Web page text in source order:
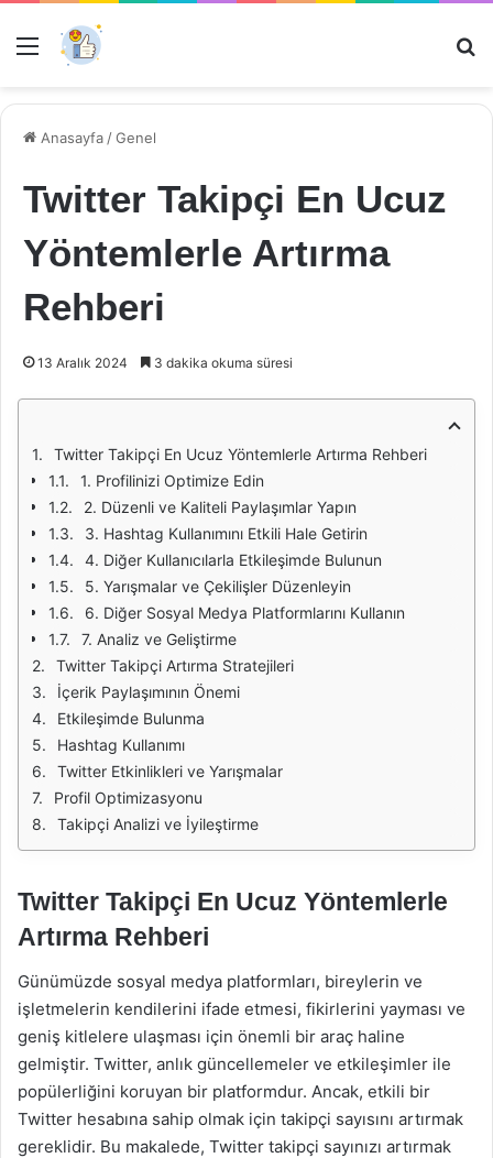
Menü
Anasayfa /Genel
Twitter Takipçi En Ucuz
Yöntemlerle Artırma
Rehberi
13 Aralık 2024 3 dakika okuma süresi
Twitter Takipçi En Ucuz Yöntemlerle Artırma Rehberi
1. Profilinizi Optimize Edin
2. Düzenli ve Kaliteli Paylaşımlar Yapın
3. Hashtag Kullanımını Etkili Hale Getirin
4. Diğer Kullanıcılarla Etkileşimde Bulunun
5. Yarışmalar ve Çekilişler Düzenleyin
6. Diğer Sosyal Medya Platformlarını Kullanın
7. Analiz ve Geliştirme
Twitter Takipçi Artırma Stratejileri
İçerik Paylaşımının Önemi
Etkileşimde Bulunma
Hashtag Kullanımı
Twitter Etkinlikleri ve Yarışmalar
Profil Optimizasyonu
Takipçi Analizi ve İyileştirme
Twitter Takipçi En Ucuz Yöntemlerle
Artırma Rehberi
Günümüzde sosyal medya platformları, bireylerin ve
işletmelerin kendilerini ifade etmesi, fikirlerini yayması ve
geniş kitlelere ulaşması için önemli bir araç haline
gelmiştir. Twitter, anlık güncellemeler ve etkileşimler ile
popülerliğini koruyan bir platformdur. Ancak, etkili bir
Twitter hesabına sahip olmak için takipçi sayısını artırmak
gereklidir. Bu makalede, Twitter takipçi sayınızı artırmak